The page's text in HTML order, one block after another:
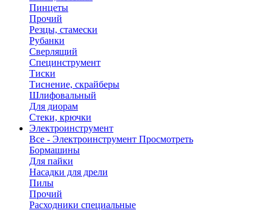
Пинцеты
Прочий
Резцы, стамески
Рубанки
Сверлящий
Специнструмент
Тиски
Тиснение, скрайберы
Шлифовальный
Для диорам
Стеки, крючки
Электроинструмент
Все - Электроинструмент Просмотреть
Бормашины
Для пайки
Насадки для дрели
Пилы
Прочий
Расходники специальные